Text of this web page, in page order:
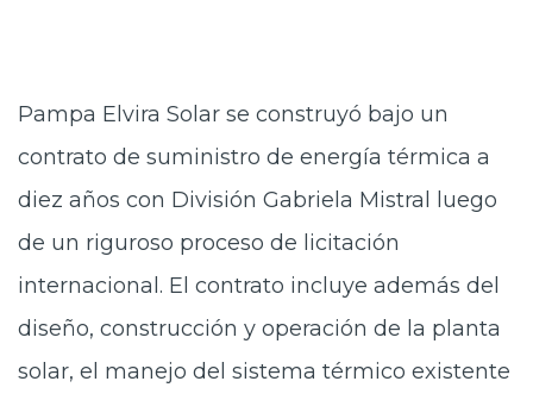
Pampa Elvira Solar se construyó bajo un
contrato de suministro de energía térmica a
diez años con División Gabriela Mistral luego
de un riguroso proceso de licitación
internacional. El contrato incluye además del
diseño, construcción y operación de la planta
solar, el manejo del sistema térmico existente